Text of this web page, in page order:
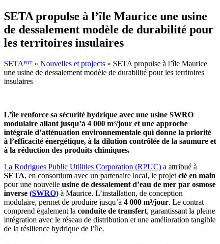
SETA propulse à l’île Maurice une usine
de dessalement modèle de durabilité pour
les territoires insulaires
SETAᴾᴴᵀ » Nouvelles et projects » SETA propulse à l’île Maurice
une usine de dessalement modèle de durabilité pour les territoires
insulaires
L’île renforce sa sécurité hydrique avec une usine SWRO
modulaire allant jusqu’à 4 000 m³/jour et une approche
intégrale d’atténuation environnementale qui donne la priorité
à l’efficacité énergétique, à la dilution contrôlée de la saumure et
à la réduction des produits chimiques.
La Rodrigues Public Utilities Corporation (RPUC) a attribué à
SETA, en consortium avec un partenaire local, le projet clé en main
pour une nouvelle usine de dessalement d’eau de mer par osmose
inverse (SWRO) à Maurice. L’installation, de conception
modulaire, permet de produire jusqu’à 4 000 m³/jour. Le contrat
comprend également la conduite de transfert, garantissant la pleine
intégration avec le réseau de distribution et une amélioration tangible
de la résilience hydrique de l’île.